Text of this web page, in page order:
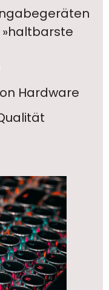
»haltbarste
Hardware